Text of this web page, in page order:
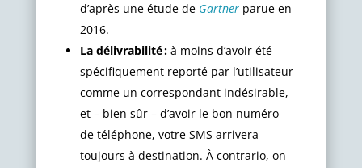
d’après une étude de Gartner parue en
2016.
La délivrabilité: à moins d’avoir été
spécifiquement reporté par l’utilisateur
comme un correspondant indésirable,
et – bien sûr – d’avoir le bon numéro
de téléphone, votre SMS arrivera
toujours à destination. À contrario, on